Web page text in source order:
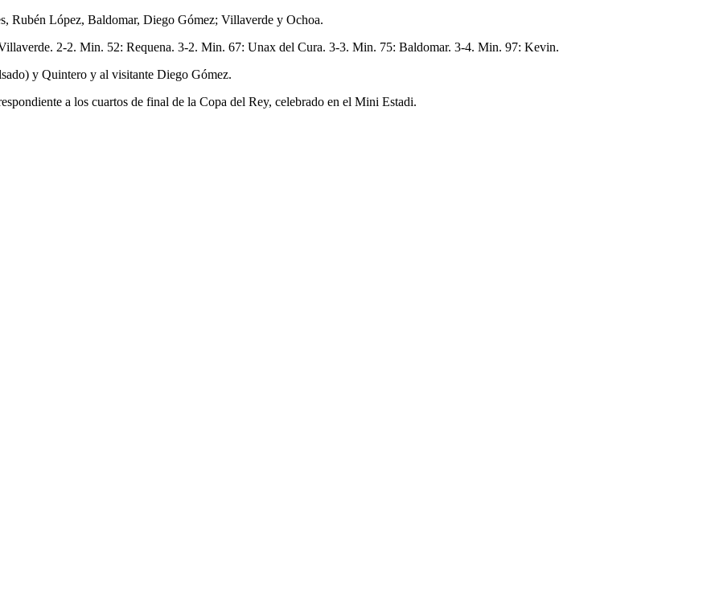
Rubén López, Baldomar, Diego Gómez; Villaverde y Ochoa.
2-2. Min. 52: Requena. 3-2. Min. 67: Unax del Cura. 3-3. Min. 75: Baldomar. 3-4. Min. 97: Kevin.
y Quintero y al visitante Diego Gómez.
a los cuartos de final de la Copa del Rey, celebrado en el Mini Estadi.